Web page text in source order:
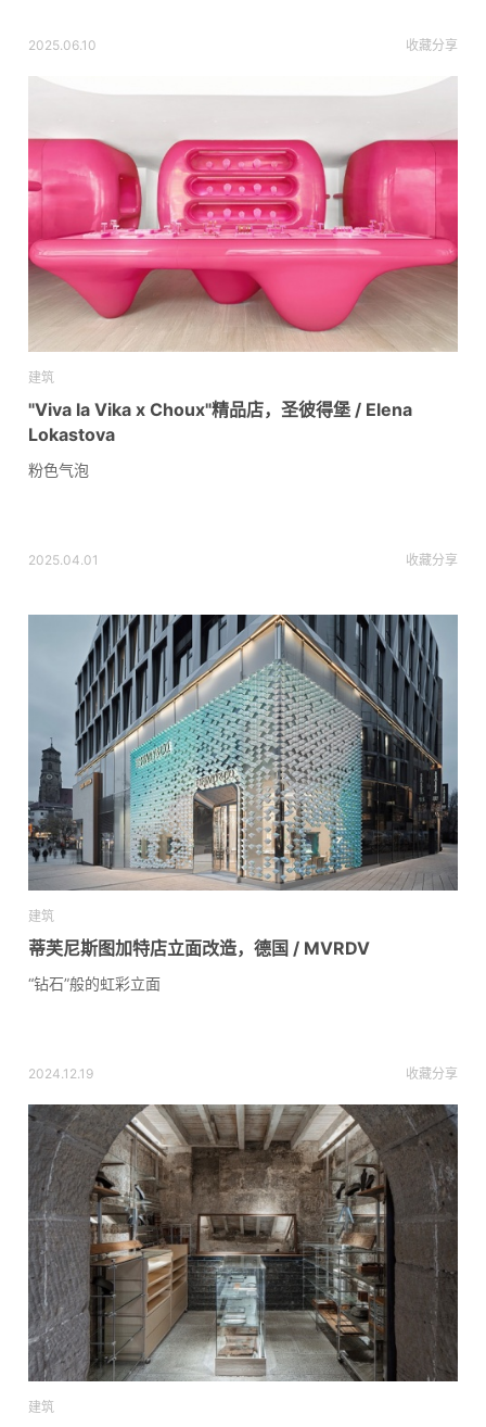
2025.06.10 收藏分享
建筑
"Viva la Vika x Choux"精品店，圣彼得堡 / Elena
Lokastova
粉色气泡
2025.04.01 收藏分享
建筑
蒂芙尼斯图加特店立面改造，德国 / MVRDV
“钻石”般的虹彩立面
2024.12.19 收藏分享
建筑